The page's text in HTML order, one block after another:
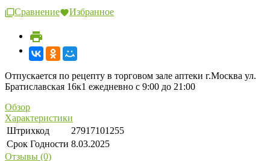
Сравнение Избранное
Отпускается по рецепту в торговом зале аптеки г.Москва ул.
Братиславская 16к1 ежедневно с 9:00 до 21:00
Обзор
Характеристики
Штрихкод
27917101255
Срок Годности 8.03.2025
Отзывы (0)